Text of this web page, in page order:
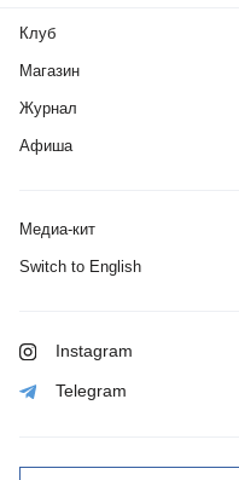
Клуб
Магазин
Журнал
Афиша
Медиа-кит
Switch to English
Instagram
Telegram